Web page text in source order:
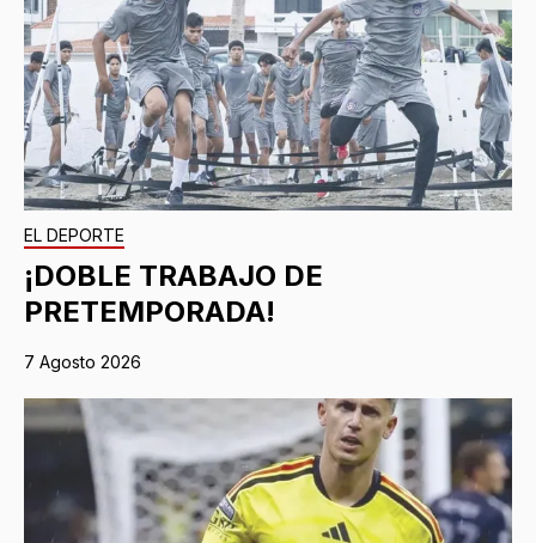
EL DEPORTE
¡DOBLE TRABAJO DE
PRETEMPORADA!
7 Agosto 2026